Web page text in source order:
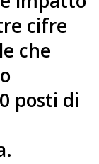
cifre
che
posti di